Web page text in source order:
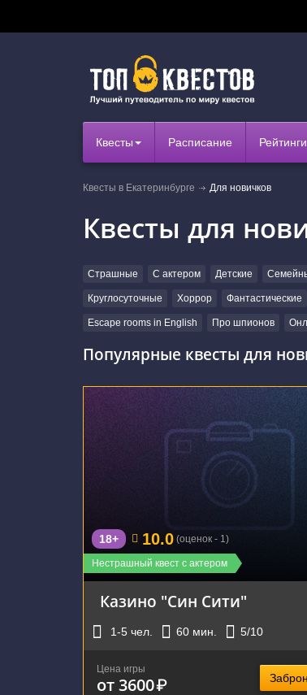
Квесты Расписание Рейтинги
Квесты в Екатеринбурге Для новичков
Квесты для
Страшные С актером Детские
Круглосуточные Хоррор Фантастические
Escape rooms in English Про шпионов
Популярные квесты для
г. Екатеринбург, улица Чекистов, 5
Нестрашный квест с актером
18+ 10.0 (оценок - 1)
Казино "Син Сити"
1-5 чел. 60 мин. 5/10
Цена игры
от 3600₽